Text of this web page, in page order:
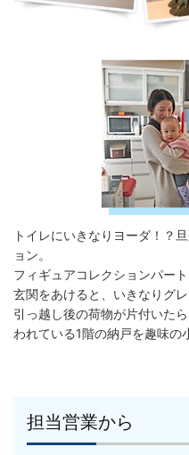
トイレにいきなりヨーダ！？
ョン。
フィギュアコレクションパート
玄関をあけると、いきなりグレ
引っ越し後の荷物が片付いた
われている1階の納戸を趣味の
担当営業から